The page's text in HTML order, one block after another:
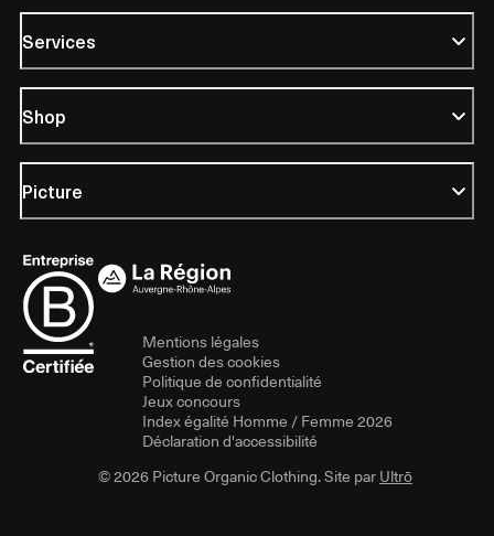
Services
Shop
Picture
Mentions légales
Gestion des cookies
Politique de confidentialité
Jeux concours
Index égalité Homme / Femme 2026
Déclaration d'accessibilité
© 2026 Picture Organic Clothing. Site parUltrō